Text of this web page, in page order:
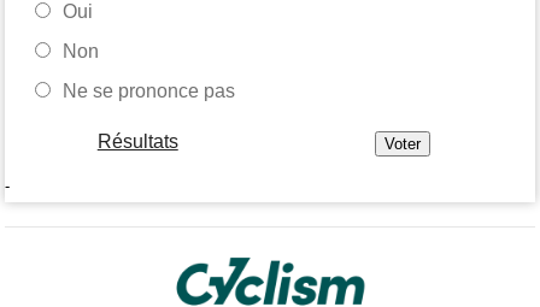
Oui
Non
Ne se prononce pas
Résultats
-